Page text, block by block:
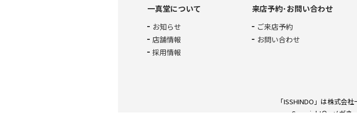
一真堂について
お知らせ
店舗情報
採用情報
来店予約･お問い合わせ
ご来店予約
お問い合わせ
「ISSHINDO」は株式会
Copyright©
メガネ